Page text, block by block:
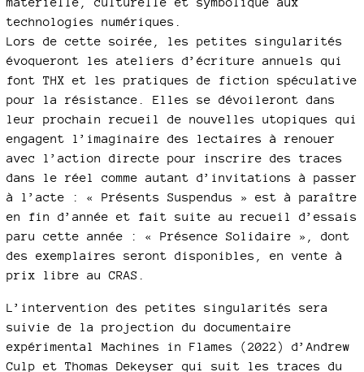
technologies numériques.
Lors de cette soirée, les petites singularités
évoqueront les ateliers d’écriture annuels qui
font THX et les pratiques de fiction spéculative
pour la résistance. Elles se dévoileront dans
leur prochain recueil de nouvelles utopiques qui
engagent l’imaginaire des lectaires à renouer
avec l’action directe pour inscrire des traces
dans le réel comme autant d’invitations à passer
à l’acte : « Présents Suspendus » est à paraître
en fin d’année et fait suite au recueil d’essais
paru cette année : « Présence Solidaire », dont
des exemplaires seront disponibles, en vente à
prix libre au CRAS.
L’intervention des petites singularités sera
suivie de la projection du documentaire
expérimental Machines in Flames (2022) d’Andrew
Culp et Thomas Dekeyser qui suit les traces du